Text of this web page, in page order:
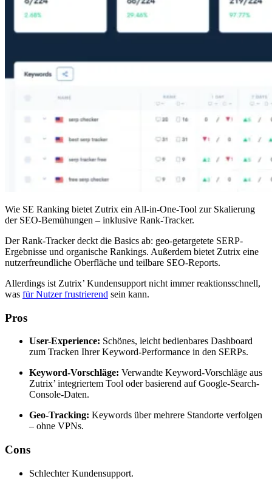
Wie SE Ranking bietet Zutrix ein All-in-One-Tool zur Skalierung
der SEO-Bemühungen – inklusive Rank-Tracker.
Der Rank-Tracker deckt die Basics ab: geo-getargetete SERP-
Ergebnisse und organische Rankings. Außerdem bietet Zutrix eine
nutzerfreundliche Oberfläche und teilbare SEO-Reports.
Allerdings ist Zutrix’ Kundensupport nicht immer reaktionsschnell,
was für Nutzer frustrierend sein kann.
Pros
User-Experience: Schönes, leicht bedienbares Dashboard
zum Tracken Ihrer Keyword-Performance in den SERPs.
Keyword-Vorschläge: Verwandte Keyword-Vorschläge aus
Zutrix’ integriertem Tool oder basierend auf Google-Search-
Console-Daten.
Geo-Tracking: Keywords über mehrere Standorte verfolgen
– ohne VPNs.
Cons
Schlechter Kundensupport.